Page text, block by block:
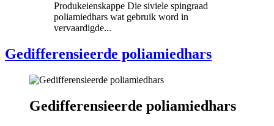
Produkeienskappe Die siviele spingraad
poliamiedhars wat gebruik word in
vervaardigde...
Gedifferensieerde poliamiedhars
Gedifferensieerde poliamiedhars